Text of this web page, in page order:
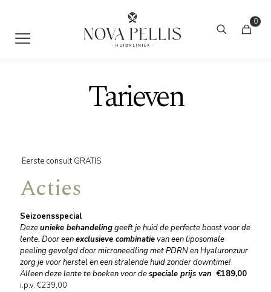
0
Tarieven
Eerste consult GRATIS
Acties
Seizoensspecial
Dezeunieke behandelinggeeft je huid de perfecte boost voor de
lente. Door eenexclusieve combinatievan een liposomale
peeling gevolgd door microneedling met PDRN en Hyaluronzuur
zorg je voor herstel en een stralende huid zonder downtime!
Alleen deze lente te boeken voor despeciale prijs van€189,00
i.p.v. €239,00